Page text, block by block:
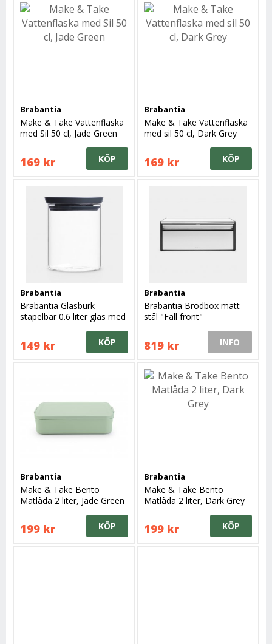
Brabantia
Make & Take Vattenflaska
med Sil 50 cl, Jade Green
169 kr KÖP
Brabantia
Make & Take Vattenflaska
med sil 50 cl, Dark Grey
169 kr KÖP
Brabantia
Brabantia Glasburk
stapelbar 0.6 liter glas med
149 kr KÖP
Brabantia
Brabantia Brödbox matt
stål "Fall front"
819 kr INFO
Brabantia
Make & Take Bento
Matlåda 2 liter, Jade Green
199 kr KÖP
Brabantia
Make & Take Bento
Matlåda 2 liter, Dark Grey
199 kr KÖP